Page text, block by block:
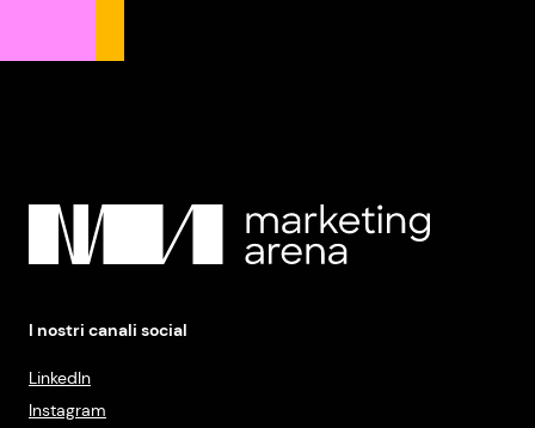
I nostri canali social
LinkedIn
Instagram